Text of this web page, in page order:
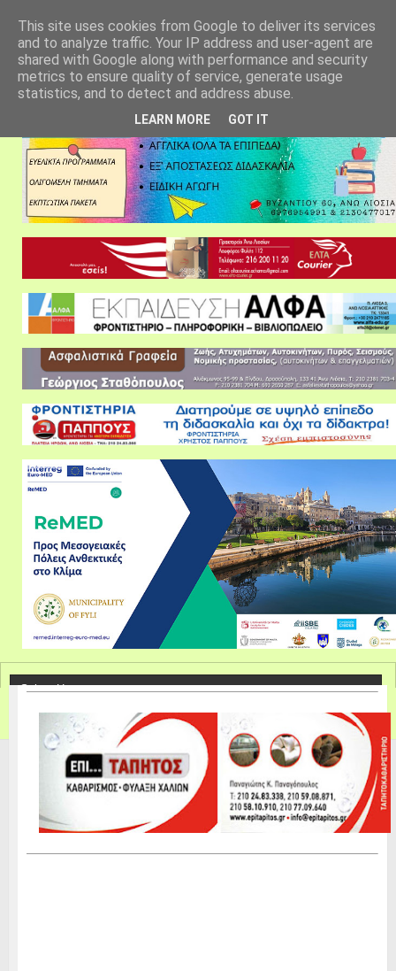
This site uses cookies from Google to deliver its services
and to analyze traffic. Your IP address and user-agent are
shared with Google along with performance and security
metrics to ensure quality of service, generate usage
statistics, and to detect and address abuse.
LEARN MORE GOT IT